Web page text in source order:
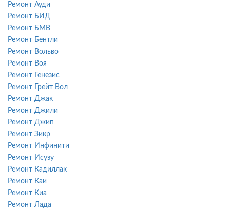
Ремонт Ауди
Ремонт БИД
Ремонт БМВ
Ремонт Бентли
Ремонт Вольво
Ремонт Воя
Ремонт Генезис
Ремонт Грейт Вол
Ремонт Джак
Ремонт Джили
Ремонт Джип
Ремонт Зикр
Ремонт Инфинити
Ремонт Исузу
Ремонт Кадиллак
Ремонт Каи
Ремонт Киа
Ремонт Лада